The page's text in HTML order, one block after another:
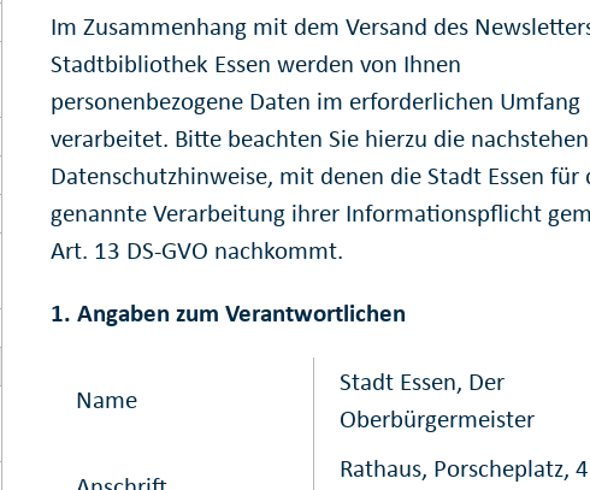
Im Zusammenhang mit dem Versand des
Stadtbibliothek Essen werden von Ihnen
personenbezogene Daten im erforderlichen Umfang
verarbeitet. Bitte beachten Sie hierzu die
Datenschutzhinweise, mit denen die Stadt Essen für
genannte Verarbeitung ihrer Informationspflicht
Art. 13 DS-GVO nachkommt.
1. Angaben zum Verantwortlichen
Name
Stadt Essen, Der
Oberbürgermeister
Rathaus, Porscheplatz,